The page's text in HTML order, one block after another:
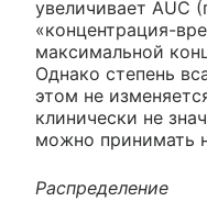
увеличивает AUC
«концентрация-
максимальной
Однако степень
этом не
клинически не
можно принимать
Распределение